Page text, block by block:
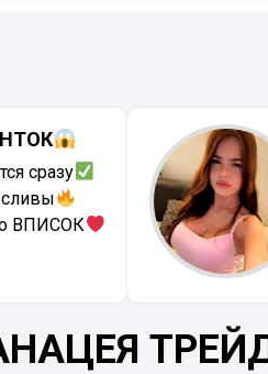
сразу
ВПИСОК